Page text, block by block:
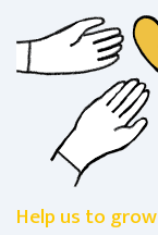
Help us to grow